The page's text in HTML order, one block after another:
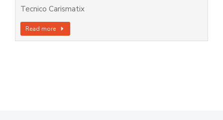
Tecnico Carismatix
Read more